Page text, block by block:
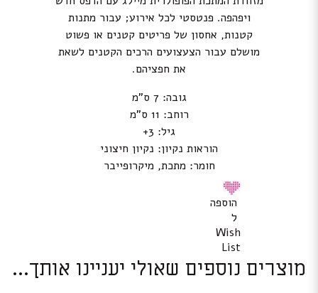
ויפהפה. פנטסטי לכל אירוע; עבור מתנות
קטנות, אחסון של פריטים קטנים או פשוט
מושלם עבור הצעצועים הרכים הקטנים לשאת
את חפציהם.
גובה: 7 ס”מ
רוחב: 11 ס”מ
גיל: 3+
הוראות נקיון: נקיון חיצוני
חומר: מתכת, מיקרופייבר
הוספה
ל
Wish
List
מוצרים נוספים שאולי יעניינו אותך...